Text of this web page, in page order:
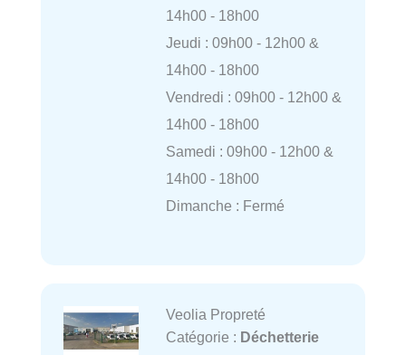
14h00 - 18h00
Jeudi : 09h00 - 12h00 &
14h00 - 18h00
Vendredi : 09h00 - 12h00 &
14h00 - 18h00
Samedi : 09h00 - 12h00 &
14h00 - 18h00
Dimanche : Fermé
Veolia Propreté
Catégorie : Déchetterie